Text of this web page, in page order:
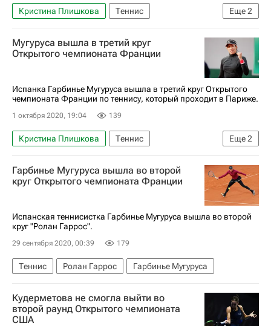
Еще2
Кристина Плишкова
Теннис
Барбора Крейчикова
Катерина Синякова
Мугуруса вышла в третий круг
Открытого чемпионата Франции
Испанка Гарбинье Мугуруса вышла в третий круг Открытого
чемпионата Франции по теннису, который проходит в Париже.
1 октября 2020, 19:04 139
Еще2
Кристина Плишкова
Теннис
Ролан Гаррос
Гарбинье Мугуруса
Гарбинье Мугуруса вышла во второй
круг Открытого чемпионата Франции
Испанская теннисистка Гарбинье Мугуруса вышла во второй
круг "Ролан Гаррос".
29 сентября 2020, 00:39 179
Теннис Ролан Гаррос Гарбинье Мугуруса
Кудерметова не смогла выйти во
второй раунд Открытого чемпионата
США